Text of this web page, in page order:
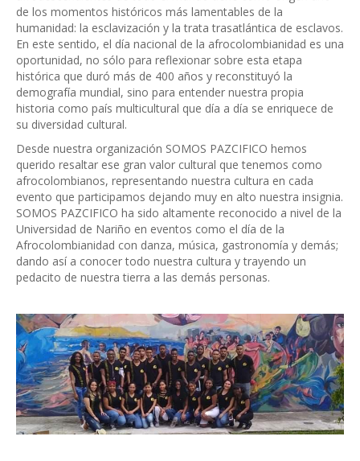
de los momentos históricos más lamentables de la
humanidad: la esclavización y la trata trasatlántica de esclavos.
En este sentido, el día nacional de la afrocolombianidad es una
oportunidad, no sólo para reflexionar sobre esta etapa
histórica que duró más de 400 años y reconstituyó la
demografía mundial, sino para entender nuestra propia
historia como país multicultural que día a día se enriquece de
su diversidad cultural.
Desde nuestra organización SOMOS PAZCIFICO hemos
querido resaltar ese gran valor cultural que tenemos como
afrocolombianos, representando nuestra cultura en cada
evento que participamos dejando muy en alto nuestra insignia.
SOMOS PAZCIFICO ha sido altamente reconocido a nivel de la
Universidad de Nariño en eventos como el día de la
Afrocolombianidad con danza, música, gastronomía y demás;
dando así a conocer todo nuestra cultura y trayendo un
pedacito de nuestra tierra a las demás personas.